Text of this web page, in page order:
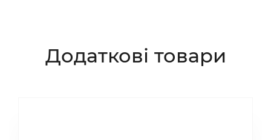
Додаткові товари